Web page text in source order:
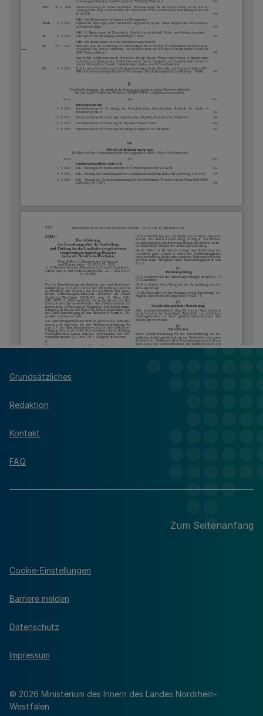
Grundsätzliches
Redaktion
Kontakt
FAQ
Zum Seitenanfang
© 2026 Ministerium des Innern des Landes Nordrhein-
Westfalen
Cookie-Einstellungen
Barriere melden
Datenschutz
Impressum